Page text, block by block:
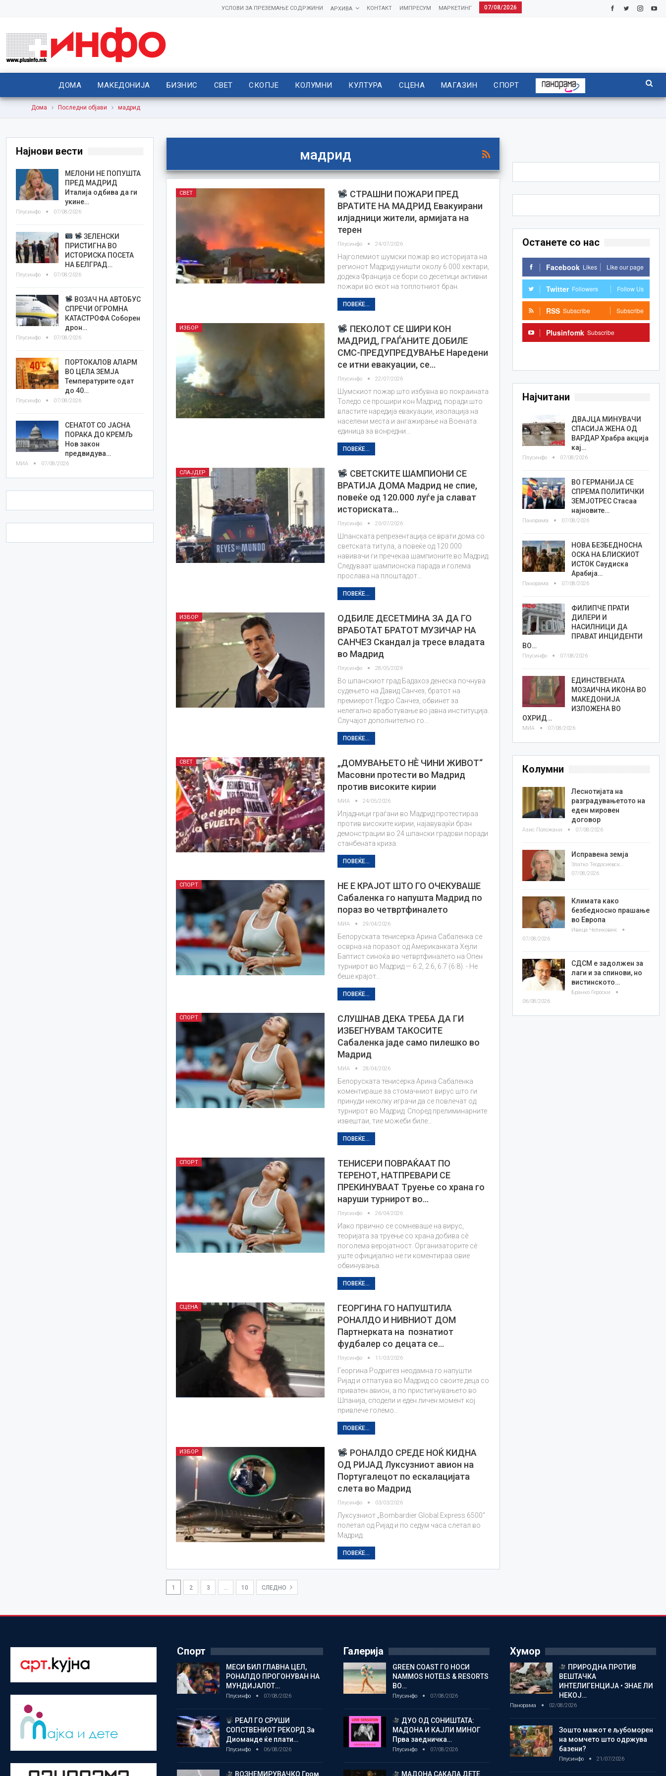
07/08/2026
МАРКЕТИНГ
ИМПРЕСУМ
КОНТАКТ
АРХИВА
УСЛОВИ ЗА ПРЕЗЕМАЊЕ СОДРЖИНИ
ДОМА МАКЕДОНИЈА БИЗНИС СВЕТ СКОПЈЕ КОЛУМНИ КУЛТУРА СЦЕНА МАГАЗИН СПОРТ
Дома Последни објави мадрид
мадрид
СВЕТ
СТРАШНИ ПОЖАРИ ПРЕД
ВРАТИТЕ НА МАДРИД Евакуирани
илјадници жители, армијата на
терен
Плусинфо 24/07/2026
Најголемиот шумски пожар во историјата на
регионот Мадрид уништи околу 6.000 хектари,
додека Франција се бори со десетици активни
пожари во екот на топлотниот бран.
ПОВЕЌЕ...
ИЗБОР
ПЕКОЛОТ СЕ ШИРИ КОН
МАДРИД, ГРАЃАНИТЕ ДОБИЛЕ
СМС-ПРЕДУПРЕДУВАЊЕ Наредени
се итни евакуации, се…
Плусинфо 22/07/2026
Шумскиот пожар што избувна во покраината
Толедо се прошири кон Мадрид, поради што
властите наредија евакуации, изолација на
населени места и ангажирање на Воената
единица за вонредни…
ПОВЕЌЕ...
СЛАЈДЕР
СВЕТСКИТЕ ШАМПИОНИ СЕ
ВРАТИЈА ДОМА Мадрид не спие,
повеќе од 120.000 луѓе ја слават
историската…
Плусинфо 20/07/2026
Шпанската репрезентација се врати дома со
светската титула, а повеќе од 120.000
навивачи ги пречекаа шампионите во Мадрид.
Следуваат шампионска парада и голема
прослава на плоштадот…
ПОВЕЌЕ...
ИЗБОР
ОДБИЛЕ ДЕСЕТМИНА ЗА ДА ГО
ВРАБОТАТ БРАТОТ МУЗИЧАР НА
САНЧЕЗ Скандал ја тресе владата
во Мадрид
Плусинфо 28/05/2026
Во шпанскиот град Бадахоз денеска почнува
судењето на Давид Санчез, братот на
премиерот Педро Санчез, обвинет за
нелегално вработување во јавна институција.
Случајот дополнително го…
ПОВЕЌЕ...
СВЕТ
„ДОМУВАЊЕТО НÈ ЧИНИ ЖИВОТ“
Масовни протести во Мадрид
против високите кирии
МИА 24/05/2026
Илјадници граѓани во Мадрид протестираа
против високите кирии, најавувајќи бран
демонстрации во 24 шпански градови поради
станбената криза.
ПОВЕЌЕ...
СПОРТ
НЕ Е КРАЈОТ ШТО ГО ОЧЕКУВАШЕ
Сабаленка го напушта Мадрид по
пораз во четвртфиналето
МИА 29/04/2026
Белоруската тенисерка Арина Сабаленка се
осврна на поразот од Американката Хејли
Баптист синоќа во четвртфиналето на Опен
турнирот во Мадрид — 6:2, 2:6, 6:7 (6:8). - Не
беше крајот…
ПОВЕЌЕ...
СПОРТ
СЛУШНАВ ДЕКА ТРЕБА ДА ГИ
ИЗБЕГНУВАМ ТАКОСИТЕ
Сабаленка јаде само пилешко во
Мадрид
МИА 28/04/2026
Белоруската тенисерка Арина Сабаленка
коментираше за стомачниот вирус што ги
принуди неколку играчи да се повлечат од
турнирот во Мадрид. Според прелиминарните
извештаи, тие можеби биле…
ПОВЕЌЕ...
СПОРТ
ТЕНИСЕРИ ПОВРАЌААТ ПО
ТЕРЕНОТ, НАТПРЕВАРИ СЕ
ПРЕКИНУВААТ Tруење со храна го
наруши турнирот во…
Плусинфо 26/04/2026
Иако првично се сомневаше на вирус,
теоријата за труење со храна добива сè
поголема веројатност. Организаторите сè
уште официјално не ги коментираа овие
обвинувања.
ПОВЕЌЕ...
СЦЕНА
ГЕОРГИНА ГО НАПУШТИЛА
РОНАЛДО И НИВНИОТ ДОМ
Партнерката на познатиот
фудбалер со децата се…
Плусинфо 11/03/2026
Георгина Родригез неодамна го напушти
Ријад и отпатува во Мадрид со своите деца со
приватен авион, а по пристигнувањето во
Шпанија, сподели и еден личен момент кој
привлече големо…
ПОВЕЌЕ...
ИЗБОР
РОНАЛДО СРЕДЕ НОЌ КИДНА
ОД РИЈАД Луксузниот авион на
Португалецот по ескалацијата
слета во Мадрид
Плусинфо 03/03/2026
Луксузниот „Bombardier Global Express 6500“
полетал од Ријад и по седум часа слетал во
Мадрид.
ПОВЕЌЕ...
1 2 3 … 10 СЛЕДНО
Останете со нас
Facebook Likes Like our page
Twitter Followers Follow Us
RSS Subscribe Subscribe
Plusinfomk Subscribe
Најчитани
ДВАЈЦА МИНУВАЧИ
СПАСИЈА ЖЕНА ОД
ВАРДАР Храбра акција
кај…
Плусинфо 07/08/2026
ВО ГЕРМАНИЈА СЕ
СПРЕМА ПОЛИТИЧКИ
ЗЕМЈОТРЕС Стасаа
најновите…
Панорама 07/08/2026
НОВА БЕЗБЕДНОСНА
ОСКА НА БЛИСКИОТ
ИСТОК Саудиска
Арабија…
Панорама 07/08/2026
ФИЛИПЧЕ ПРАТИ
ДИЛЕРИ И
НАСИЛНИЦИ ДА
ПРАВАТ ИНЦИДЕНТИ
ВО…
Плусинфо 07/08/2026
ЕДИНСТВЕНАТА
МОЗАИЧНА ИКОНА ВО
МАКЕДОНИЈА
ИЗЛОЖЕНА ВО
ОХРИД…
МИА 07/08/2026
Колумни
Леснотијата на
разградувањетото на
еден мировен
договор
Азис Положани 07/08/2026
Исправена земја
Златко Теодосиевски
07/08/2026
Климата како
безбедносно прашање
во Европа
Ивица Челиковиќ
07/08/2026
СДСМ е задолжен за
лаги и за спинови, но
вистинското…
Бранко Героски
06/08/2026
Најнови вести
МЕЛОНИ НЕ ПОПУШТА
ПРЕД МАДРИД
Италија одбива да ги
укине…
Плусинфо 07/08/2026
ЗЕЛЕНСКИ
ПРИСТИГНА ВО
ИСТОРИСКА ПОСЕТА
НА БЕЛГРАД…
Плусинфо 07/08/2026
ВОЗАЧ НА АВТОБУС
СПРЕЧИ ОГРОМНА
КАТАСТРОФА Соборен
дрон…
Плусинфо 07/08/2026
ПОРТОКАЛОВ АЛАРМ
ВО ЦЕЛА ЗЕМЈА
Температурите одат
до 40…
Плусинфо 07/08/2026
СЕНАТОТ СО ЈАСНА
ПОРАКА ДО КРЕМЉ
Нов закон
предвидува…
МИА 07/08/2026
Спорт
МЕСИ БИЛ ГЛАВНА ЦЕЛ,
РОНАЛДО ПРОГОНУВАН НА
МУНДИЈАЛОТ…
Плусинфо 07/08/2026
РЕАЛ ГО СРУШИ
СОПСТВЕНИОТ РЕКОРД За
Диоманде ќе плати…
Плусинфо 06/08/2026
ВОЗНЕМИРУВАЧКО Гром
Галерија
GREEN COAST ГО НОСИ
NAMMOS HOTELS & RESORTS
ВО…
Плусинфо 07/08/2026
ДУО ОД СОНИШТАТА:
МАДОНА И КАЈЛИ МИНОГ
Прва заедничка…
Плусинфо 07/08/2026
МАДОНА САКАЛА ДЕТЕ
Хумор
ПРИРОДНА ПРОТИВ
ВЕШТАЧКА
ИНТЕЛИГЕНЦИЈА • ЗНАЕ ЛИ
НЕКОЈ…
Панорама 02/08/2026
Зошто мажот е љубоморен
на момчето што одржува
базени?
Плусинфо 21/07/2026